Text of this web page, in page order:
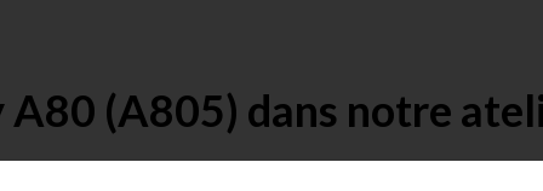
A80 (A805) dans notre